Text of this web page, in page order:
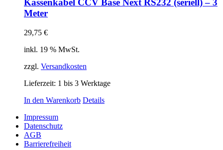
Kassenkabel CCV Base Next RS232 (seriell) – 3
Meter
29,75 €
inkl. 19 % MwSt.
zzgl. Versandkosten
Lieferzeit: 1 bis 3 Werktage
In den Warenkorb Details
Impressum
Datenschutz
AGB
Barrierefreiheit